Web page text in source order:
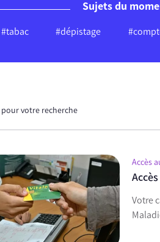
Sujets du
#tabac #dépistage
pour votre recherche
Accès
Votre